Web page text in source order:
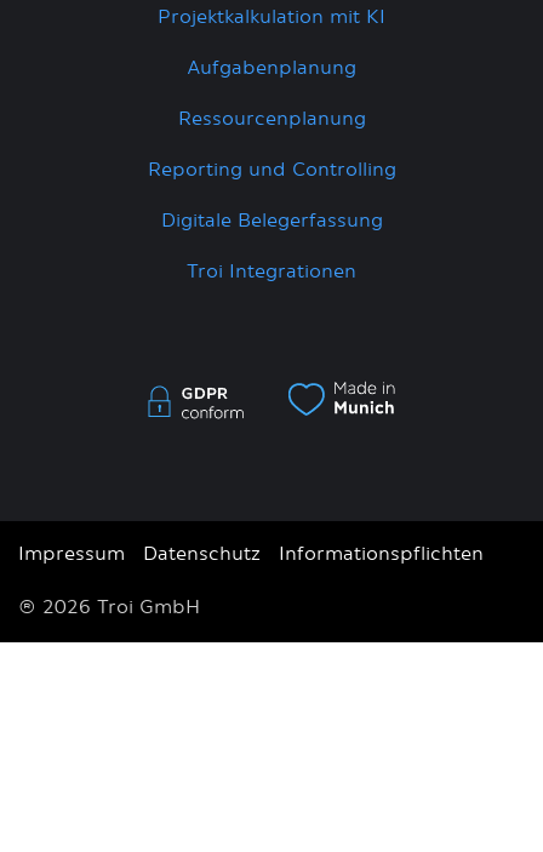
Projektkalkulation mit KI
Aufgabenplanung
Ressourcenplanung
Reporting und Controlling
Digitale Belegerfassung
Troi Integrationen
Impressum Datenschutz Informationspflichten
© 2026 Troi GmbH